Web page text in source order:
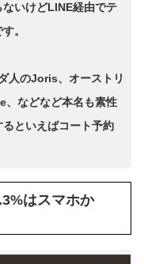
いけどLINE経由でテ
。
人のJoris、オーストリ
、などなど本名も素性
といえばコート予約
はスマホか